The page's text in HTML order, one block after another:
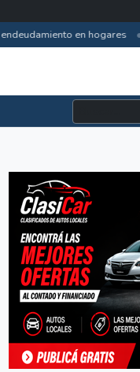
en hogares •